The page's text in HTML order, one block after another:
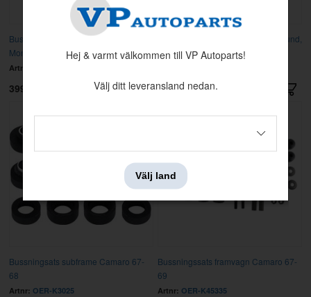
Bussningsats Camaro/F-bird 67-69,
Mono Leaf
Artnr:
3995 kr
Bussningsats länkarm GM 66-72 rund,
PU
1595 kr
Bussningsats subframe Camaro 67-
68
Artnr: OER-K3025
Bussningssats framvagn Camaro 67-
69
Artnr: OER-K45335
Hej & varmt välkommen till VP Autoparts!
Välj ditt leveransland nedan.
Välj land